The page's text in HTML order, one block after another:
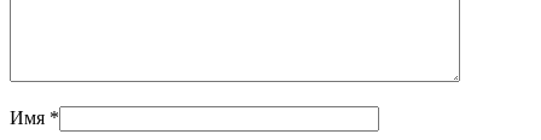
Имя *